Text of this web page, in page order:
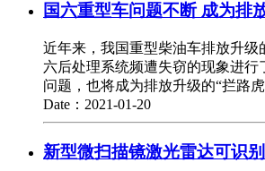
国六重型车问题不断 成为排
近年来，我国重型柴油车排放升
六后处理系统频遭失窃的现象进
问题，也将成为排放升级的“拦路
Date：2021-01-20
新型微扫描镜激光雷达可识